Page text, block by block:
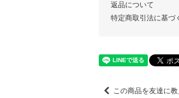
返品について
特定商取引法に基づ
この商品を友達に